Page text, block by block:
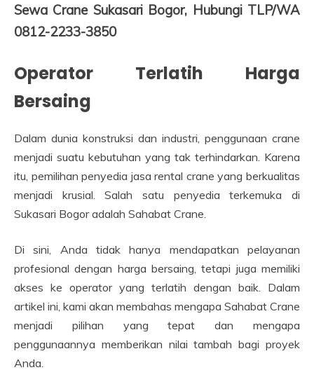
Sewa Crane Sukasari Bogor, Hubungi TLP/WA
0812-2233-3850
Operator Terlatih Harga
Bersaing
Dalam dunia konstruksi dan industri, penggunaan crane
menjadi suatu kebutuhan yang tak terhindarkan. Karena
itu, pemilihan penyedia jasa rental crane yang berkualitas
menjadi krusial. Salah satu penyedia terkemuka di
Sukasari Bogor adalah Sahabat Crane.
Di sini, Anda tidak hanya mendapatkan pelayanan
profesional dengan harga bersaing, tetapi juga memiliki
akses ke operator yang terlatih dengan baik. Dalam
artikel ini, kami akan membahas mengapa Sahabat Crane
menjadi pilihan yang tepat dan mengapa
penggunaannya memberikan nilai tambah bagi proyek
Anda.